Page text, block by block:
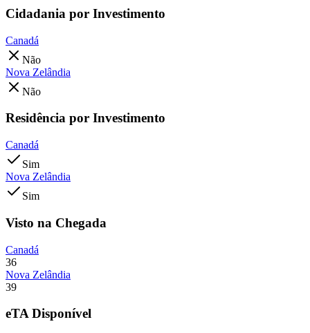
Cidadania por Investimento
Canadá
Não
Nova Zelândia
Não
Residência por Investimento
Canadá
Sim
Nova Zelândia
Sim
Visto na Chegada
Canadá
36
Nova Zelândia
39
eTA Disponível